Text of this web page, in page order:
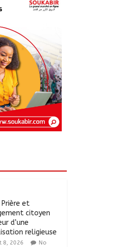
Prière et
citoyen
d’une
religieuse
8, 2026
No